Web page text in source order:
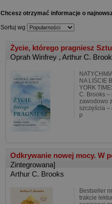
Chcesz otrzymać informacje o
Sortuj wg
Życie, którego pragniesz
Oprah Winfrey , Arthur C.
NA LIŚCIE
YORK
C. Brooks –
zawodowo
szczęścia –
p
Odkrywanie nowej mocy. W
Zintegrowana]
Arthur C. Brooks
Bestseller
trakcie